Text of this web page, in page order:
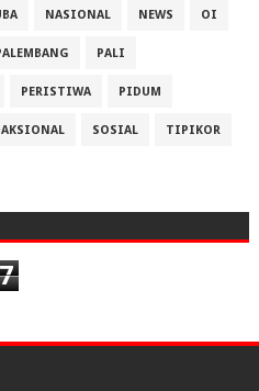
NASIONAL NEWS OI
PALI
PERISTIWA PIDUM
SOSIAL TIPIKOR
7